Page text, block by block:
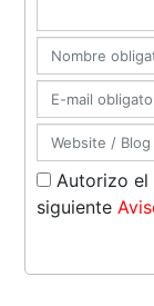
Autorizo el
siguiente